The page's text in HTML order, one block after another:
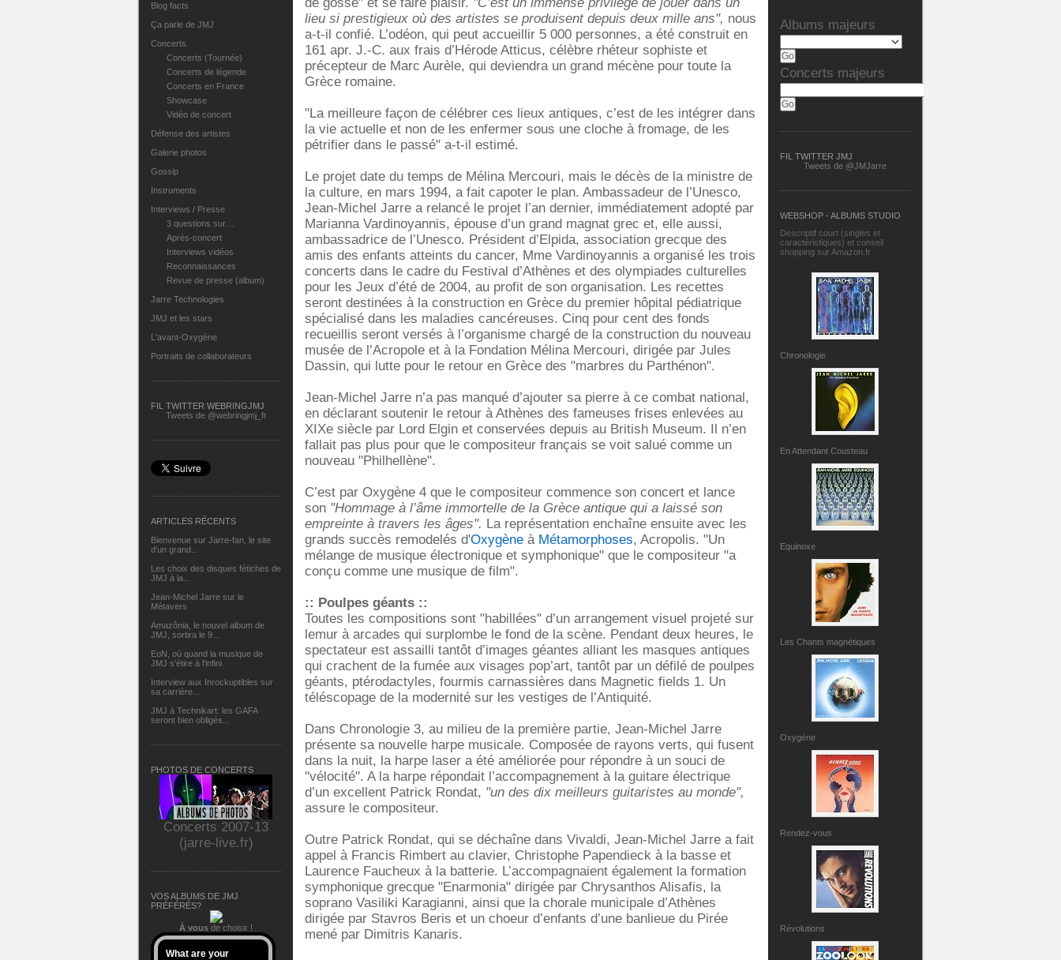
Blog facts
Ça parle de JMJ
Concerts
Concerts (Tournée)
Concerts de légende
Concerts en France
Showcase
Vidéo de concert
Défense des artistes
Galerie photos
Gossip
Instruments
Interviews / Presse
3 questions sur…
Après-concert
Interviews vidéos
Reconnaissances
Revue de presse (album)
Jarre Technologies
JMJ et les stars
L'avant-Oxygène
Portraits de collaborateurs
FIL TWITTER WEBRINGJMJ
Tweets de @webringjmj_fr
ARTICLES RÉCENTS
Bienvenue sur Jarre-fan, le site
d'un grand...
Les choix des disques fétiches de
JMJ à la...
Jean-Michel Jarre sur le
Métavers
Amazônia, le nouvel album de
JMJ, sortira le 9...
EoN, où quand la musique de
JMJ s'étire à l'infini
Interview aux Inrockuptibles sur
sa carrière...
JMJ à Technikart: les GAFA
seront bien obligés...
PHOTOS DE CONCERTS
Concerts 2007-13
(jarre-live.fr)
VOS ALBUMS DE JMJ
PRÉFÉRÉS?
À vous de choisir !
What are your
Albums majeurs
Concerts majeurs
FIL TWITTER JMJ
Tweets de @JMJarre
WEBSHOP - ALBUMS STUDIO
Descriptif court (singles et
caractéristiques) et conseil
shopping sur Amazon.fr
Chronologie
En Attendant Cousteau
Equinoxe
Les Chants magnétiques
Oxygène
Rendez-vous
Révolutions
lieu si prestigieux où des artistes se produisent depuis deux mille ans", nous
a-t-il confié. L’odéon, qui peut accueillir 5 000 personnes, a été construit en
161 apr. J.-C. aux frais d’Hérode Atticus, célèbre rhéteur sophiste et
précepteur de Marc Aurèle, qui deviendra un grand mécène pour toute la
Grèce romaine.
"La meilleure façon de célébrer ces lieux antiques, c’est de les intégrer dans
la vie actuelle et non de les enfermer sous une cloche à fromage, de les
pétrifier dans le passé" a-t-il estimé.
Le projet date du temps de Mélina Mercouri, mais le décès de la ministre de
la culture, en mars 1994, a fait capoter le plan. Ambassadeur de l’Unesco,
Jean-Michel Jarre a relancé le projet l’an dernier, immédiatement adopté par
Marianna Vardinoyannis, épouse d’un grand magnat grec et, elle aussi,
ambassadrice de l’Unesco. Président d’Elpida, association grecque des
amis des enfants atteints du cancer, Mme Vardinoyannis a organisé les trois
concerts dans le cadre du Festival d’Athènes et des olympiades culturelles
pour les Jeux d’été de 2004, au profit de son organisation. Les recettes
seront destinées à la construction en Grèce du premier hôpital pédiatrique
spécialisé dans les maladies cancéreuses. Cinq pour cent des fonds
recueillis seront versés à l’organisme chargé de la construction du nouveau
musée de l’Acropole et à la Fondation Mélina Mercouri, dirigée par Jules
Dassin, qui lutte pour le retour en Grèce des "marbres du Parthénon".
Jean-Michel Jarre n’a pas manqué d’ajouter sa pierre à ce combat national,
en déclarant soutenir le retour à Athènes des fameuses frises enlevées au
XIXe siècle par Lord Elgin et conservées depuis au British Museum. Il n’en
fallait pas plus pour que le compositeur français se voit salué comme un
nouveau "Philhellène".
C’est par Oxygène 4 que le compositeur commence son concert et lance
son "Hommage à l’âme immortelle de la Grèce antique qui a laissé son
empreinte à travers les âges". La représentation enchaîne ensuite avec les
grands succès remodelés d'Oxygène à Métamorphoses, Acropolis. "Un
mélange de musique électronique et symphonique" que le compositeur "a
conçu comme une musique de film".
:: Poulpes géants ::
Toutes les compositions sont "habillées" d’un arrangement visuel projeté sur
lemur à arcades qui surplombe le fond de la scène. Pendant deux heures, le
spectateur est assailli tantôt d’images géantes alliant les masques antiques
qui crachent de la fumée aux visages pop’art, tantôt par un défilé de poulpes
géants, ptérodactyles, fourmis carnassières dans Magnetic fields 1. Un
téléscopage de la modernité sur les vestiges de l’Antiquité.
Dans Chronologie 3, au milieu de la première partie, Jean-Michel Jarre
présente sa nouvelle harpe musicale. Composée de rayons verts, qui fusent
dans la nuit, la harpe laser a été améliorée pour répondre à un souci de
"vélocité". A la harpe répondait l’accompagnement à la guitare électrique
d’un excellent Patrick Rondat, "un des dix meilleurs guitaristes au monde",
assure le compositeur.
Outre Patrick Rondat, qui se déchaîne dans Vivaldi, Jean-Michel Jarre a fait
appel à Francis Rimbert au clavier, Christophe Papendieck à la basse et
Laurence Faucheux à la batterie. L’accompagnaient également la formation
symphonique grecque "Enarmonia" dirigée par Chrysanthos Alisafis, la
soprano Vasiliki Karagianni, ainsi que la chorale municipale d’Athènes
dirigée par Stavros Beris et un choeur d’enfants d’une banlieue du Pirée
mené par Dimitris Kanaris.